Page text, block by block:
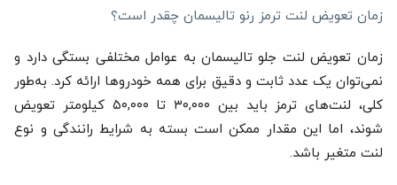
زمان تعویض لنت ترمز رنو تالیسمان چقدر است؟
زمان تعویض لنت جلو تالیسمان به عوامل مختلفی بستگی دارد و
نمی‌توان یک عدد ثابت و دقیق برای همه خودروها ارائه کرد. به‌طور
کلی، لنت‌های ترمز باید بین ۳۰,۰۰۰ تا ۵۰,۰۰۰ کیلومتر تعویض
شوند، اما این مقدار ممکن است بسته به شرایط رانندگی و نوع
لنت متغیر باشد.